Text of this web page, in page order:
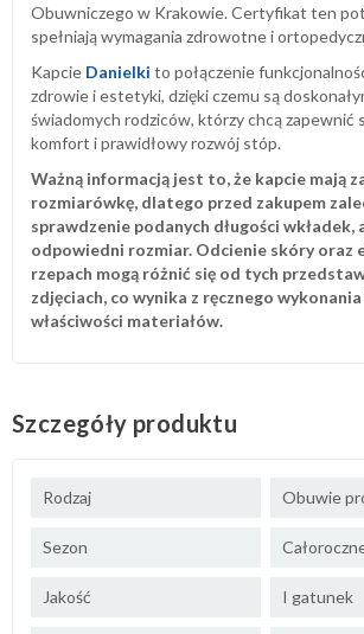
Obuwniczego w Krakowie. Certyfikat ten
spełniają wymagania zdrowotne i
Kapcie Danielki to połączenie
zdrowie i estetyki, dzięki czemu są
świadomych rodziców, którzy chcą zapewnić
komfort i prawidłowy rozwój stóp.
Ważną informacją jest to, że kapcie mają
rozmiarówkę, dlatego przed zakupem
sprawdzenie podanych długości wkładek,
odpowiedni rozmiar. Odcienie skóry oraz
rzepach mogą różnić się od tych
zdjęciach, co wynika z ręcznego
właściwości materiałów.
Szczegóły produktu
Rodzaj Obuwie
Sezon
Jakość I gatunek